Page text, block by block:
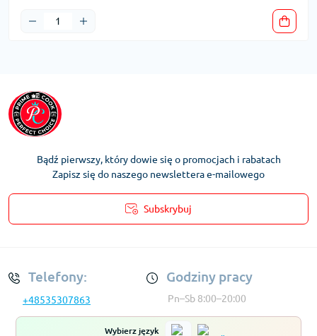
Bądź pierwszy, który dowie się o promocjach i rabatach
Zapisz się do naszego newslettera e-mailowego
Subskrybuj
Telefony:
+48535307863
Godziny pracy
Pn–Sb 8:00–20:00
Wybierz język